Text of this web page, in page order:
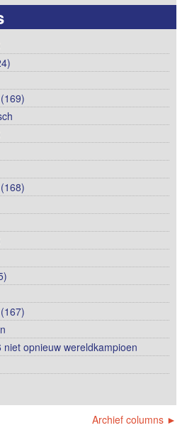
opnieuw wereldkampioen
Archief columns ►